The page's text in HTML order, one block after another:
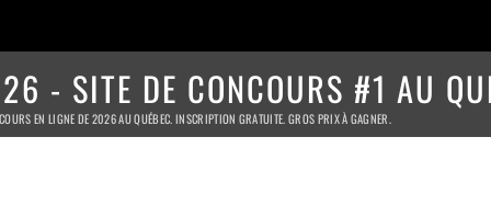
- SITE DE CONCOURS #1 AU
EN LIGNE DE 2026 AU QUÉBEC. INSCRIPTION GRATUITE. GROS PRIX À GAGNER.